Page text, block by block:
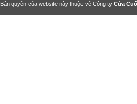
Bản quyền của website này thuộc về Công tyCửa